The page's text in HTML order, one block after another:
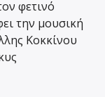
φετινό
την μουσική
Κοκκίνου